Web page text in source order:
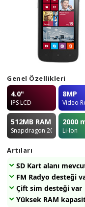
Genel Özellikleri
4.0"
IPS LCD
8MP
Video
512MB RAM
Snapdragon 200
2000
Li-Ion
Artıları
SD Kart alanı
FM Radyo desteği
Çift sim desteği var
Yüksek RAM